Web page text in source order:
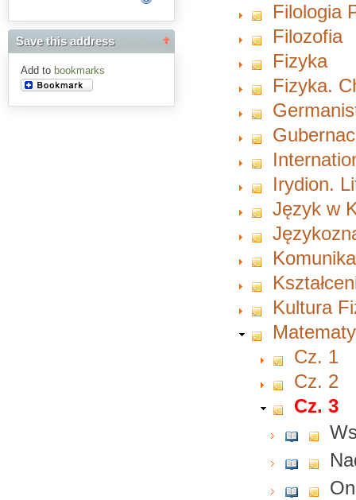
Save this address
Add to bookmarks
Filologia
Filozofia
Fizyka
Fizyka.
Irydion.
Język w
Kultura
Cz. 1
Cz. 2
Cz. 3